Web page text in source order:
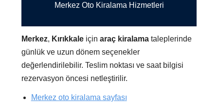
Merkez Oto Kiralama Hizmetleri
Merkez, Kırıkkale içinaraç kiralama taleplerinde
günlük ve uzun dönem seçenekler
değerlendirilebilir. Teslim noktası ve saat bilgisi
rezervasyon öncesi netleştirilir.
Merkez oto kiralama sayfası